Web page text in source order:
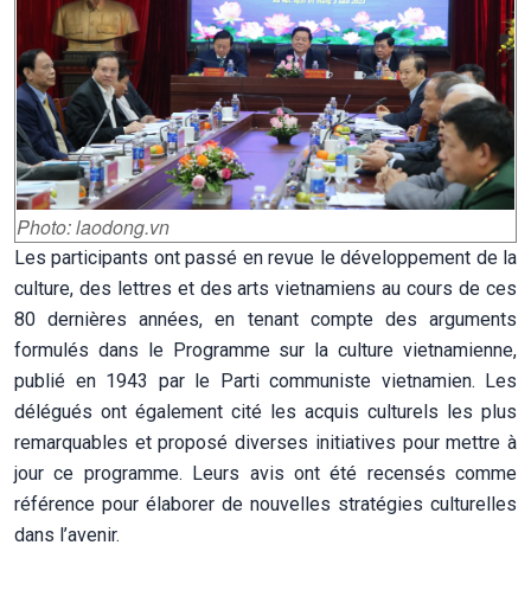
Photo: laodong.vn
Les participants ont passé en revue le développement de la
culture, des lettres et des arts vietnamiens au cours de ces
80 dernières années, en tenant compte des arguments
formulés dans le Programme sur la culture vietnamienne,
publié en 1943 par le Parti communiste vietnamien. Les
délégués ont également cité les acquis culturels les plus
remarquables et proposé diverses initiatives pour mettre à
jour ce programme. Leurs avis ont été recensés comme
référence pour élaborer de nouvelles stratégies culturelles
dans l’avenir.